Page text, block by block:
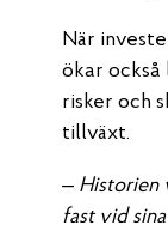
När
ökar också
risker och
tillväxt.
– Historien
fast vid